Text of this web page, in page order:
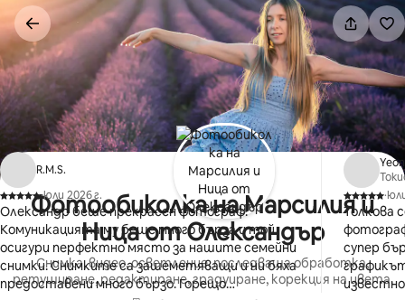
Пропускане
към
съдържанието
Фотообиколка на Марсилия и
Ница от Олександър
Снимка, видео, осветление, последваща обработка,
ретуширане, редактиране, градуиране, корекция на цвета.
⁨R.M.S.⁩
, ·юли 2026 г.
Олександр беше прекрасен фотограф.
Комуникацията му беше много бърза и той
осигури перфектно място за нашите семейни
снимки. Снимките са зашеметяващи и ни бяха
предоставени много бързо. Горещо
,
·
Толкова
супер